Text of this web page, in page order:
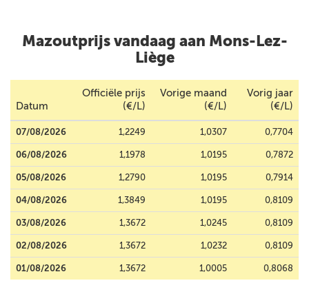
Mazoutprijs vandaag aan Mons-Lez-
Liège
Datum
Officiële prijs
(€/L)
Vorige maand
(€/L)
Vorig jaar
(€/L)
07/08/2026 1,2249 1,0307 0,7704
06/08/2026 1,1978 1,0195 0,7872
05/08/2026 1,2790 1,0195 0,7914
04/08/2026 1,3849 1,0195 0,8109
03/08/2026 1,3672 1,0245 0,8109
02/08/2026 1,3672 1,0232 0,8109
01/08/2026 1,3672 1,0005 0,8068